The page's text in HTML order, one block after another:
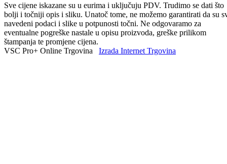
Sve cijene iskazane su u eurima i uključuju PDV. Trudimo se dati što
bolji i točniji opis i sliku. Unatoč tome, ne možemo garantirati da su
navedeni podaci i slike u potpunosti točni. Ne odgovaramo za
eventualne pogreške nastale u opisu proizvoda, greške prilikom
štampanja te promjene cijena.
VSC Pro+ Online Trgovina Izrada Internet Trgovina